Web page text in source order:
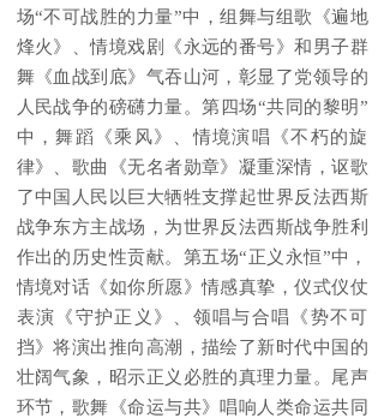
场“不可战胜的力量”中，组舞与组歌《遍地
烽火》、情境戏剧《永远的番号》和男子群
舞《血战到底》气吞山河，彰显了党领导的
人民战争的磅礴力量。第四场“共同的黎明”
中，舞蹈《乘风》、情境演唱《不朽的旋
律》、歌曲《无名者勋章》凝重深情，讴歌
了中国人民以巨大牺牲支撑起世界反法西斯
战争东方主战场，为世界反法西斯战争胜利
作出的历史性贡献。第五场“正义永恒”中，
情境对话《如你所愿》情感真挚，仪式仪仗
表演《守护正义》、领唱与合唱《势不可
挡》将演出推向高潮，描绘了新时代中国的
壮阔气象，昭示正义必胜的真理力量。尾声
环节，歌舞《命运与共》唱响人类命运共同